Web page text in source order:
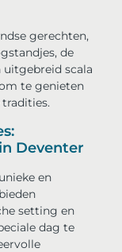
gerechten,
de
uitgebreid scala
te genieten
Deventer
en
setting en
dag te